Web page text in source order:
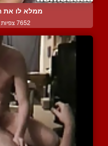
ממלא לו את
7652 צפיות